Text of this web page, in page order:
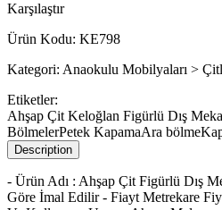
Karşılaştır
Ürün Kodu: KE798
Kategori: Anaokulu Mobilyaları >
Etiketler:
Ahşap Çit Keloğlan Figürlü Dış
BölmelerPetek KapamaAra bölme
Description
- Ürün Adı : Ahşap Çit Figürlü Dış
Göre İmal Edilir - Fiayt Metrekare